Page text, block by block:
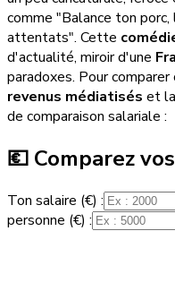
comme "Balance ton
attentats". Cette
d'actualité, miroir d'une
paradoxes. Pour
revenus médiatisés et
de comparaison salariale :
💶 Comparez
Ton salaire (€) :
personne (€) :